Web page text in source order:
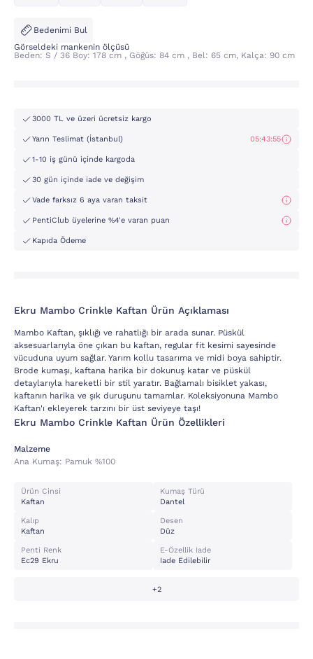
Bedenimi Bul
Görseldeki mankenin ölçüsü
Beden: S / 36 Boy: 178 cm , Göğüs: 84 cm , Bel: 65 cm, Kalça: 90 cm
3000 TL ve üzeri ücretsiz kargo
Yarın Teslimat (İstanbul) 05:43:54
1-10 iş günü içinde kargoda
30 gün içinde iade ve değişim
Vade farksız 6 aya varan taksit
PentiClub üyelerine %4'e varan puan
Kapıda Ödeme
Ekru Mambo Crinkle Kaftan Ürün Açıklaması
Mambo Kaftan, şıklığı ve rahatlığı bir arada sunar. Püskül
aksesuarlarıyla öne çıkan bu kaftan, regular fit kesimi sayesinde
vücuduna uyum sağlar. Yarım kollu tasarıma ve midi boya sahiptir.
Brode kumaşı, kaftana harika bir dokunuş katar ve püskül
detaylarıyla hareketli bir stil yaratır. Bağlamalı bisiklet yakası,
kaftanın harika ve şık duruşunu tamamlar. Koleksiyonuna Mambo
Kaftan'ı ekleyerek tarzını bir üst seviyeye taşı!
Ekru Mambo Crinkle Kaftan Ürün Özellikleri
Malzeme
Ana Kumaş: Pamuk %100
Ürün Cinsi
Kaftan
Kumaş Türü
Dantel
Kalıp
Kaftan
Desen
Düz
Penti Renk
Ec29 Ekru
E-Özellik İade
İade Edilebilir
+2